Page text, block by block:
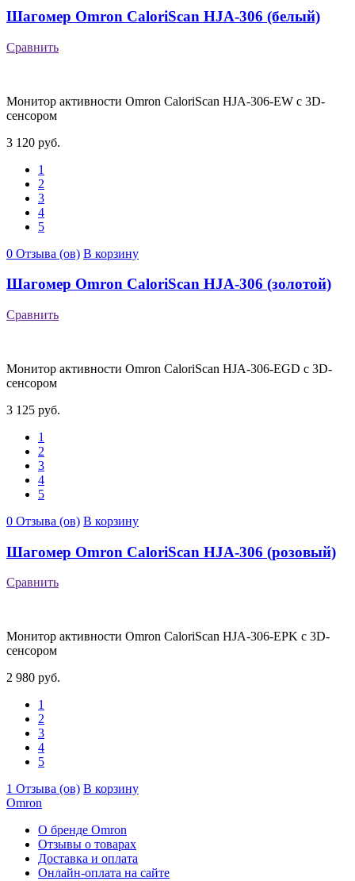
Шагомер Omron CaloriScan HJA-306 (белый)
Сравнить
Монитор активности Omron CaloriScan HJA-306-EW с 3D-
сенсором
3 120 руб.
1
2
3
4
5
0 Отзыва (ов) В корзину
Шагомер Omron CaloriScan HJA-306 (золотой)
Сравнить
Монитор активности Omron CaloriScan HJA-306-EGD с 3D-
сенсором
3 125 руб.
1
2
3
4
5
0 Отзыва (ов) В корзину
Шагомер Omron CaloriScan HJA-306 (розовый)
Сравнить
Монитор активности Omron CaloriScan HJA-306-EPK с 3D-
сенсором
2 980 руб.
1
2
3
4
5
1 Отзыва (ов) В корзину
Omron
О бренде Omron
Отзывы о товарах
Доставка и оплата
Онлайн-оплата на сайте